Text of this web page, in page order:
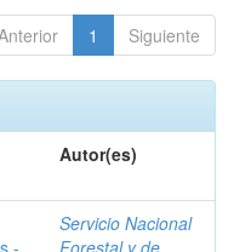
1 Siguiente
Autor(es)
-
Servicio Nacional
Forestal y de